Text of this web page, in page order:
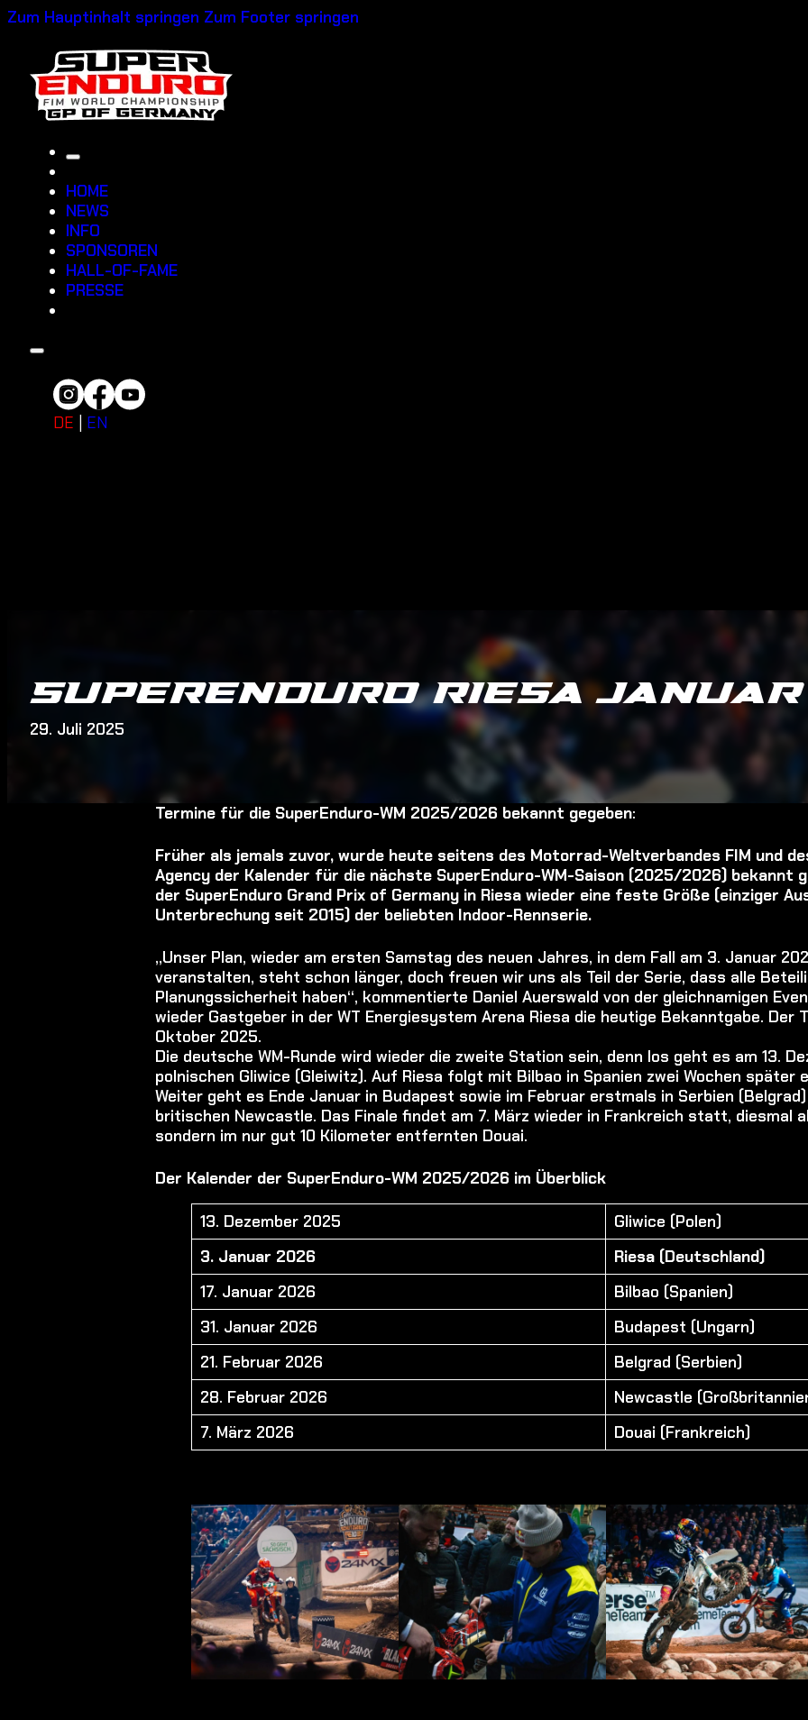
Zum Hauptinhalt springen Zum Footer springen
HOME
NEWS
INFO
SPONSOREN
HALL-OF-FAME
PRESSE
DE EN
SUPERENDURO RIESA
29. Juli 2025
Termine für die SuperEnduro-WM 2025/2026 bekannt gegeben:
Früher als jemals zuvor, wurde heute seitens des Motorrad-Weltverbandes FIM und
Agency der Kalender für die nächste SuperEnduro-WM-Saison (2025/2026) bekannt
der SuperEnduro Grand Prix of Germany in Riesa wieder eine feste Größe (einziger
Unterbrechung seit 2015) der beliebten Indoor-Rennserie.
„Unser Plan, wieder am ersten Samstag des neuen Jahres, in dem Fall am 3. Januar
veranstalten, steht schon länger, doch freuen wir uns als Teil der Serie, dass alle
Planungssicherheit haben“, kommentierte Daniel Auerswald von der gleichnamigen
wieder Gastgeber in der WT Energiesystem Arena Riesa die heutige Bekanntgabe.
Oktober 2025.
Die deutsche WM-Runde wird wieder die zweite Station sein, denn los geht es am 13.
polnischen Gliwice (Gleiwitz). Auf Riesa folgt mit Bilbao in Spanien zwei Wochen
Weiter geht es Ende Januar in Budapest sowie im Februar erstmals in Serbien
britischen Newcastle. Das Finale findet am 7. März wieder in Frankreich statt, diesmal
sondern im nur gut 10 Kilometer entfernten Douai.
Der Kalender der SuperEnduro-WM 2025/2026 im Überblick
13. Dezember 2025
Gliwice (Polen)
3. Januar 2026
Riesa (Deutschland)
17. Januar 2026
Bilbao (Spanien)
31. Januar 2026
Budapest (Ungarn)
21. Februar 2026
Belgrad (Serbien)
28. Februar 2026
Newcastle
7. März 2026
Douai (Frankreich)